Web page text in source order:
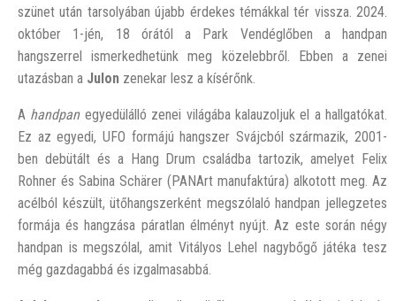
szünet után tarsolyában újabb érdekes témákkal tér vissza. 2024.
október 1-jén, 18 órától a Park Vendéglőben a handpan
hangszerrel ismerkedhetünk meg közelebbről. Ebben a zenei
utazásban a Julon zenekar lesz a kísérőnk.
A handpanegyedülálló zenei világába kalauzoljuk el a hallgatókat.
Ez az egyedi, UFO formájú hangszer Svájcból származik, 2001-
ben debütált és a Hang Drum családba tartozik, amelyet Felix
Rohner és Sabina Schärer (PANArt manufaktúra) alkotott meg. Az
acélból készült, ütőhangszerként megszólaló handpan jellegzetes
formája és hangzása páratlan élményt nyújt. Az este során négy
handpan is megszólal, amit Vitályos Lehel nagybőgő játéka tesz
még gazdagabbá és izgalmasabbá.